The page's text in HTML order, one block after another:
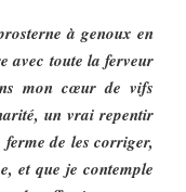
à genoux en
avec toute la ferveur
mon cœur de vifs
un vrai repentir
ferme de les corriger,
et que je contemple